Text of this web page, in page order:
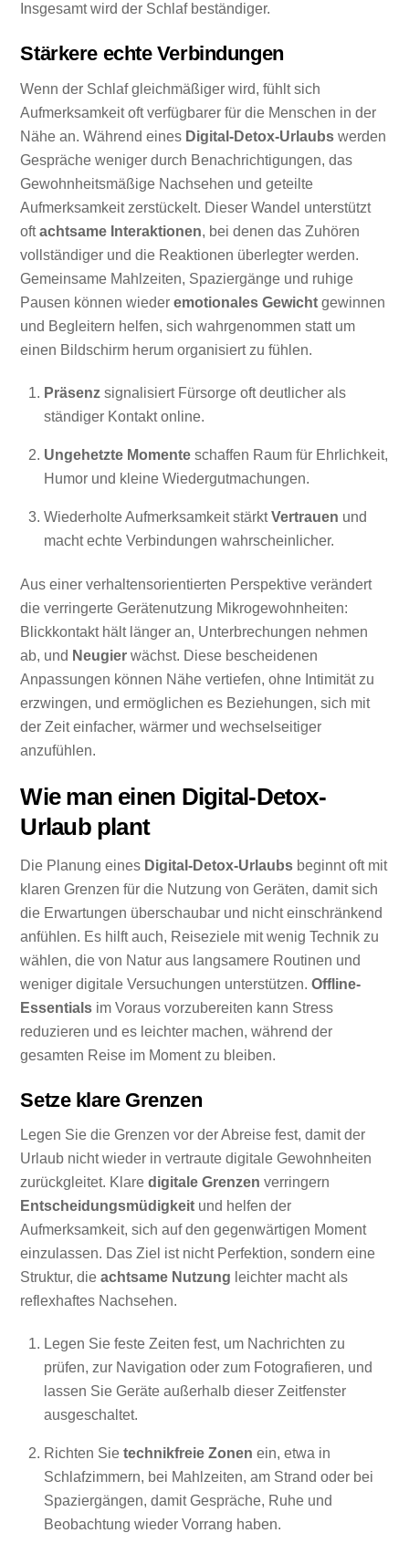
Insgesamt wird der Schlaf beständiger.
Stärkere echte Verbindungen
Wenn der Schlaf gleichmäßiger wird, fühlt sich
Aufmerksamkeit oft verfügbarer für die Menschen in der
Nähe an. Während eines Digital-Detox-Urlaubs werden
Gespräche weniger durch Benachrichtigungen, das
Gewohnheitsmäßige Nachsehen und geteilte
Aufmerksamkeit zerstückelt. Dieser Wandel unterstützt
oftachtsame Interaktionen, bei denen das Zuhören
vollständiger und die Reaktionen überlegter werden.
Gemeinsame Mahlzeiten, Spaziergänge und ruhige
Pausen können wiederemotionales Gewicht gewinnen
und Begleitern helfen, sich wahrgenommen statt um
einen Bildschirm herum organisiert zu fühlen.
Präsenz signalisiert Fürsorge oft deutlicher als
ständiger Kontakt online.
Ungehetzte Momente schaffen Raum für Ehrlichkeit,
Humor und kleine Wiedergutmachungen.
Wiederholte Aufmerksamkeit stärktVertrauen und
macht echte Verbindungen wahrscheinlicher.
Aus einer verhaltensorientierten Perspektive verändert
die verringerte Gerätenutzung Mikrogewohnheiten:
Blickkontakt hält länger an, Unterbrechungen nehmen
ab, und Neugier wächst. Diese bescheidenen
Anpassungen können Nähe vertiefen, ohne Intimität zu
erzwingen, und ermöglichen es Beziehungen, sich mit
der Zeit einfacher, wärmer und wechselseitiger
anzufühlen.
Wie man einen Digital-Detox-
Urlaub plant
Die Planung eines Digital-Detox-Urlaubs beginnt oft mit
klaren Grenzen für die Nutzung von Geräten, damit sich
die Erwartungen überschaubar und nicht einschränkend
anfühlen. Es hilft auch, Reiseziele mit wenig Technik zu
wählen, die von Natur aus langsamere Routinen und
weniger digitale Versuchungen unterstützen.Offline-
Essentials im Voraus vorzubereiten kann Stress
reduzieren und es leichter machen, während der
gesamten Reise im Moment zu bleiben.
Setze klare Grenzen
Legen Sie die Grenzen vor der Abreise fest, damit der
Urlaub nicht wieder in vertraute digitale Gewohnheiten
zurückgleitet. Klaredigitale Grenzen verringern
Entscheidungsmüdigkeit und helfen der
Aufmerksamkeit, sich auf den gegenwärtigen Moment
einzulassen. Das Ziel ist nicht Perfektion, sondern eine
Struktur, dieachtsame Nutzung leichter macht als
reflexhaftes Nachsehen.
Legen Sie feste Zeiten fest, um Nachrichten zu
prüfen, zur Navigation oder zum Fotografieren, und
lassen Sie Geräte außerhalb dieser Zeitfenster
ausgeschaltet.
Richten Sie technikfreie Zonen ein, etwa in
Schlafzimmern, bei Mahlzeiten, am Strand oder bei
Spaziergängen, damit Gespräche, Ruhe und
Beobachtung wieder Vorrang haben.